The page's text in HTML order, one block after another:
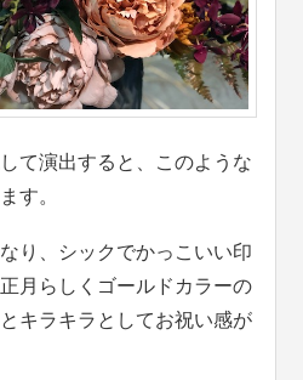
て演出すると、このような
す。
り、シックでかっこいい印
月らしくゴールドカラーの
キラキラとしてお祝い感が